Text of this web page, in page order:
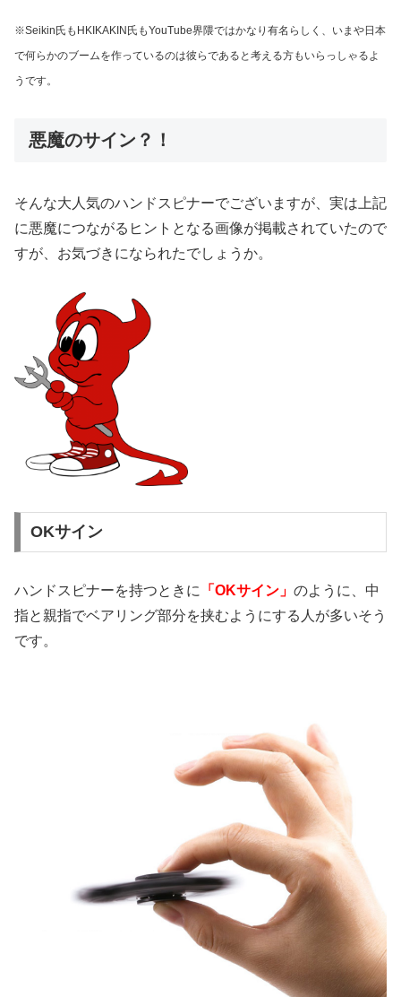
※Seikin氏もHKIKAKIN氏もYouTube界隈ではかなり有名らしく、いまや日本
で何らかのブームを作っているのは彼らであると考える方もいらっしゃるよ
うです。
悪魔のサイン？！
そんな大人気のハンドスピナーでございますが、実は上記
に悪魔につながるヒントとなる画像が掲載されていたので
すが、お気づきになられたでしょうか。
OKサイン
ハンドスピナーを持つときに 「OKサイン」 のように、中
指と親指でベアリング部分を挟むようにする人が多いそう
です。